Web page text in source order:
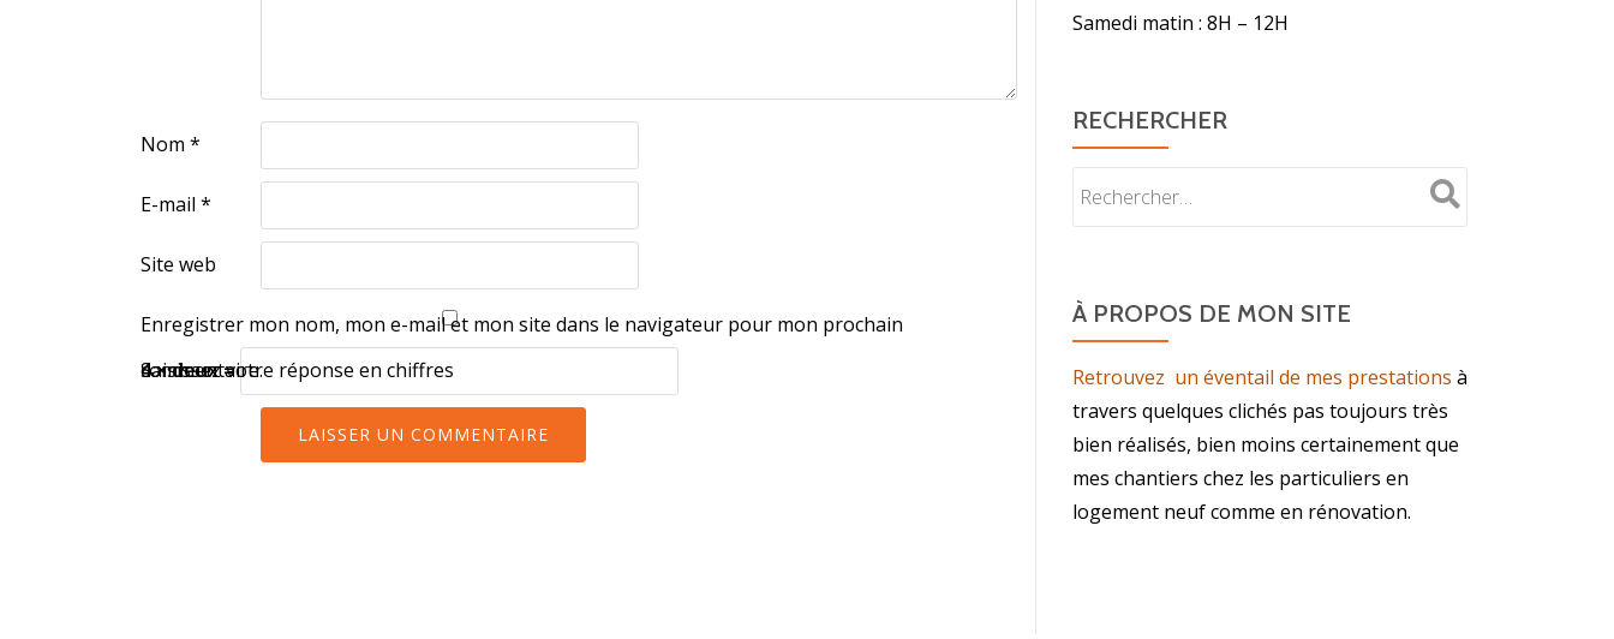
Nom *
E-mail *
Site web
Enregistrer mon nom, mon e-mail et mon site dans le navigateur pour mon prochain
commentaire.
Saisissez votre réponse en chiffres
4 × deux =
Samedi matin : 8H – 12H
RECHERCHER
À PROPOS DE MON SITE
Retrouvez un éventail de mes prestations à
travers quelques clichés pas toujours très
bien réalisés, bien moins certainement que
mes chantiers chez les particuliers en
logement neuf comme en rénovation.